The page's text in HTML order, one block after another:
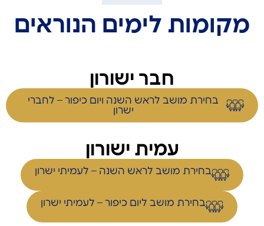
מקומות לימים הנוראים
חבר ישורון
בחירת מושב לראש השנה ויום כיפור – לחברי
ישרון
עמית ישורון
בחירת מושב לראש השנה – לעמיתי ישרון
בחירת מושב ליום כיפור – לעמיתי ישרון